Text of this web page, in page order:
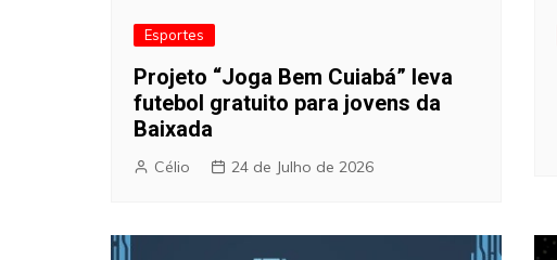
Esportes
Projeto “Joga Bem Cuiabá” leva
futebol gratuito para jovens da
Baixada
Célio 24 de Julho de 2026